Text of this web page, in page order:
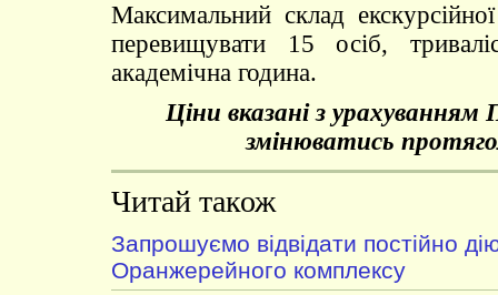
Максимальний склад
перевищувати 15 осіб,
академічна година.
Ціни вказані з
змінюватись
Читай також
Запрошуємо відвідати постійно
Оранжерейного комплексу